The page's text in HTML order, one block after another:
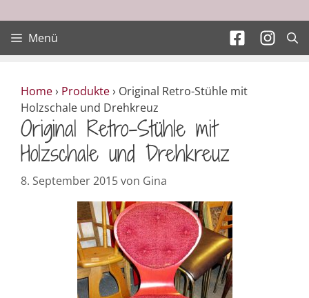
Menü
Home› Produkte› Original Retro-Stühle mit
Holzschale und Drehkreuz
Original Retro-Stühle mit
Holzschale und Drehkreuz
8. September 2015von Gina